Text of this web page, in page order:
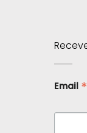
Email *